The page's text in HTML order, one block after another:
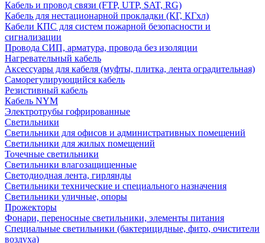
Кабель и провод связи (FTP, UTP, SAT, RG)
Кабель для нестационарной прокладки (КГ, КГхл)
Кабели КПС для систем пожарной безопасности и
сигнализации
Провода СИП, арматура, провода без изоляции
Нагревательный кабель
Аксессуары для кабеля (муфты, плитка, лента оградительная)
Саморегулирующийся кабель
Резистивный кабель
Кабель NYM
Электротрубы гофрированные
Светильники
Светильники для офисов и административных помещений
Светильники для жилых помещений
Точечные светильники
Светильники влагозащищенные
Светодиодная лента, гирлянды
Светильники технические и специального назначения
Светильники уличные, опоры
Прожекторы
Фонари, переносные светильники, элементы питания
Специальные светильники (бактерицидные, фито, очистители
воздуха)